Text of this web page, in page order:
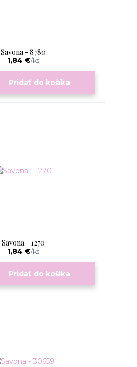
Savona - 8780
1,84 €/ks
Pridať do košíka
Savona - 1270
1,84 €/ks
Pridať do košíka